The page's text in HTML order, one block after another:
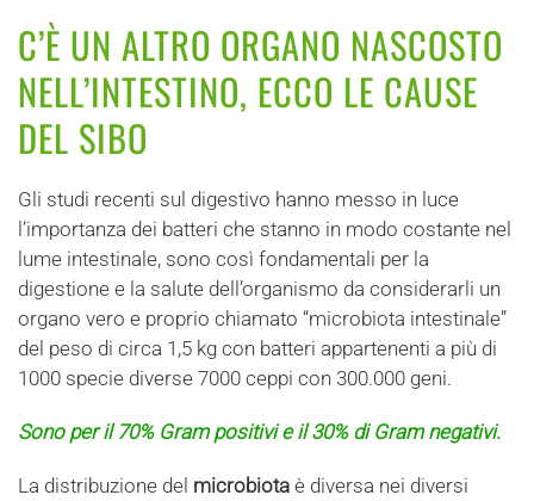
C’È UN ALTRO ORGANO NASCOSTO
NELL’INTESTINO, ECCO LE CAUSE
DEL SIBO
Gli studi recenti sul digestivo hanno messo in luce
l’importanza dei batteri che stanno in modo costante nel
lume intestinale, sono così fondamentali per la
digestione e la salute dell’organismo da considerarli un
organo vero e proprio chiamato “microbiota intestinale”
del peso di circa 1,5 kg con batteri appartenenti a più di
1000 specie diverse 7000 ceppi con 300.000 geni.
Sono per il 70% Gram positivi e il 30% di Gram negativi.
La distribuzione del microbiota è diversa nei diversi